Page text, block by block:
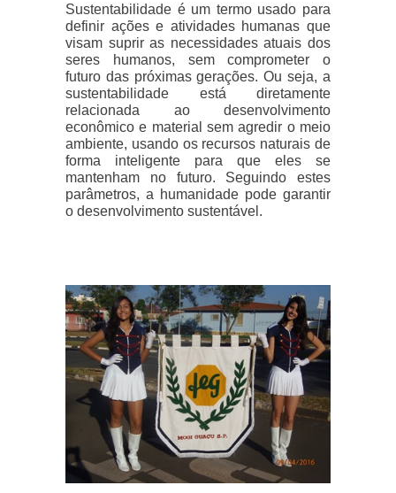
Sustentabilidade é um termo usado para
definir ações e atividades humanas que
visam suprir as necessidades atuais dos
seres humanos, sem comprometer o
futuro das próximas gerações. Ou seja, a
sustentabilidade está diretamente
relacionada ao desenvolvimento
econômico e material sem agredir o meio
ambiente, usando os recursos naturais de
forma inteligente para que eles se
mantenham no futuro. Seguindo estes
parâmetros, a humanidade pode garantir
o desenvolvimento sustentável.